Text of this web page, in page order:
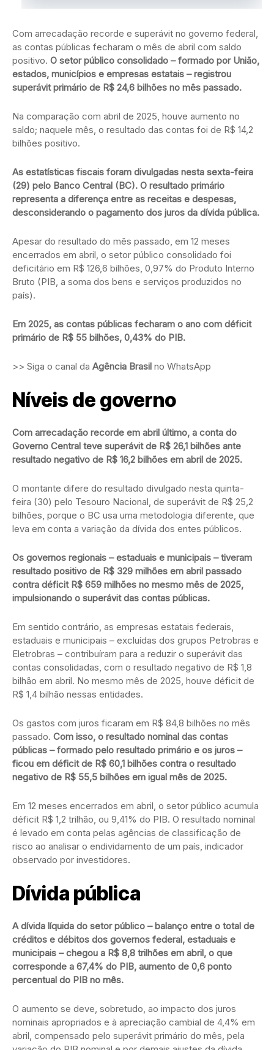
Com arrecadação recorde e superávit no governo federal,
as contas públicas fecharam o mês de abril com saldo
positivo. O setor público consolidado – formado por União,
estados, municípios e empresas estatais – registrou
superávit primário de R$ 24,6 bilhões no mês passado.
Na comparação com abril de 2025, houve aumento no
saldo; naquele mês, o resultado das contas foi de R$ 14,2
bilhões positivo.
As estatísticas fiscais foram divulgadas nesta sexta-feira
(29) pelo Banco Central (BC). O resultado primário
representa a diferença entre as receitas e despesas,
desconsiderando o pagamento dos juros da dívida pública.
Apesar do resultado do mês passado, em 12 meses
encerrados em abril, o setor público consolidado foi
deficitário em R$ 126,6 bilhões, 0,97% do Produto Interno
Bruto (PIB, a soma dos bens e serviços produzidos no
país).
Em 2025, as contas públicas fecharam o ano com déficit
primário de R$ 55 bilhões, 0,43% do PIB.
>> Siga o canal da Agência Brasil no WhatsApp
Níveis de governo
Com arrecadação recorde em abril último, a conta do
Governo Central teve superávit de R$ 26,1 bilhões ante
resultado negativo de R$ 16,2 bilhões em abril de 2025.
O montante difere do resultado divulgado nesta quinta-
feira (30) pelo Tesouro Nacional, de superávit de R$ 25,2
bilhões, porque o BC usa uma metodologia diferente, que
leva em conta a variação da dívida dos entes públicos.
Os governos regionais – estaduais e municipais – tiveram
resultado positivo de R$ 329 milhões em abril passado
contra déficit R$ 659 milhões no mesmo mês de 2025,
impulsionando o superávit das contas públicas.
Em sentido contrário, as empresas estatais federais,
estaduais e municipais – excluídas dos grupos Petrobras e
Eletrobras – contribuíram para a reduzir o superávit das
contas consolidadas, com o resultado negativo de R$ 1,8
bilhão em abril. No mesmo mês de 2025, houve déficit de
R$ 1,4 bilhão nessas entidades.
Os gastos com juros ficaram em R$ 84,8 bilhões no mês
passado. Com isso, o resultado nominal das contas
públicas – formado pelo resultado primário e os juros –
ficou em déficit de R$ 60,1 bilhões contra o resultado
negativo de R$ 55,5 bilhões em igual mês de 2025.
Em 12 meses encerrados em abril, o setor público acumula
déficit R$ 1,2 trilhão, ou 9,41% do PIB. O resultado nominal
é levado em conta pelas agências de classificação de
risco ao analisar o endividamento de um país, indicador
observado por investidores.
Dívida pública
A dívida líquida do setor público – balanço entre o total de
créditos e débitos dos governos federal, estaduais e
municipais – chegou a R$ 8,8 trilhões em abril, o que
corresponde a 67,4% do PIB, aumento de 0,6 ponto
percentual do PIB no mês.
O aumento se deve, sobretudo, ao impacto dos juros
nominais apropriados e à apreciação cambial de 4,4% em
abril, compensado pelo superávit primário do mês, pela